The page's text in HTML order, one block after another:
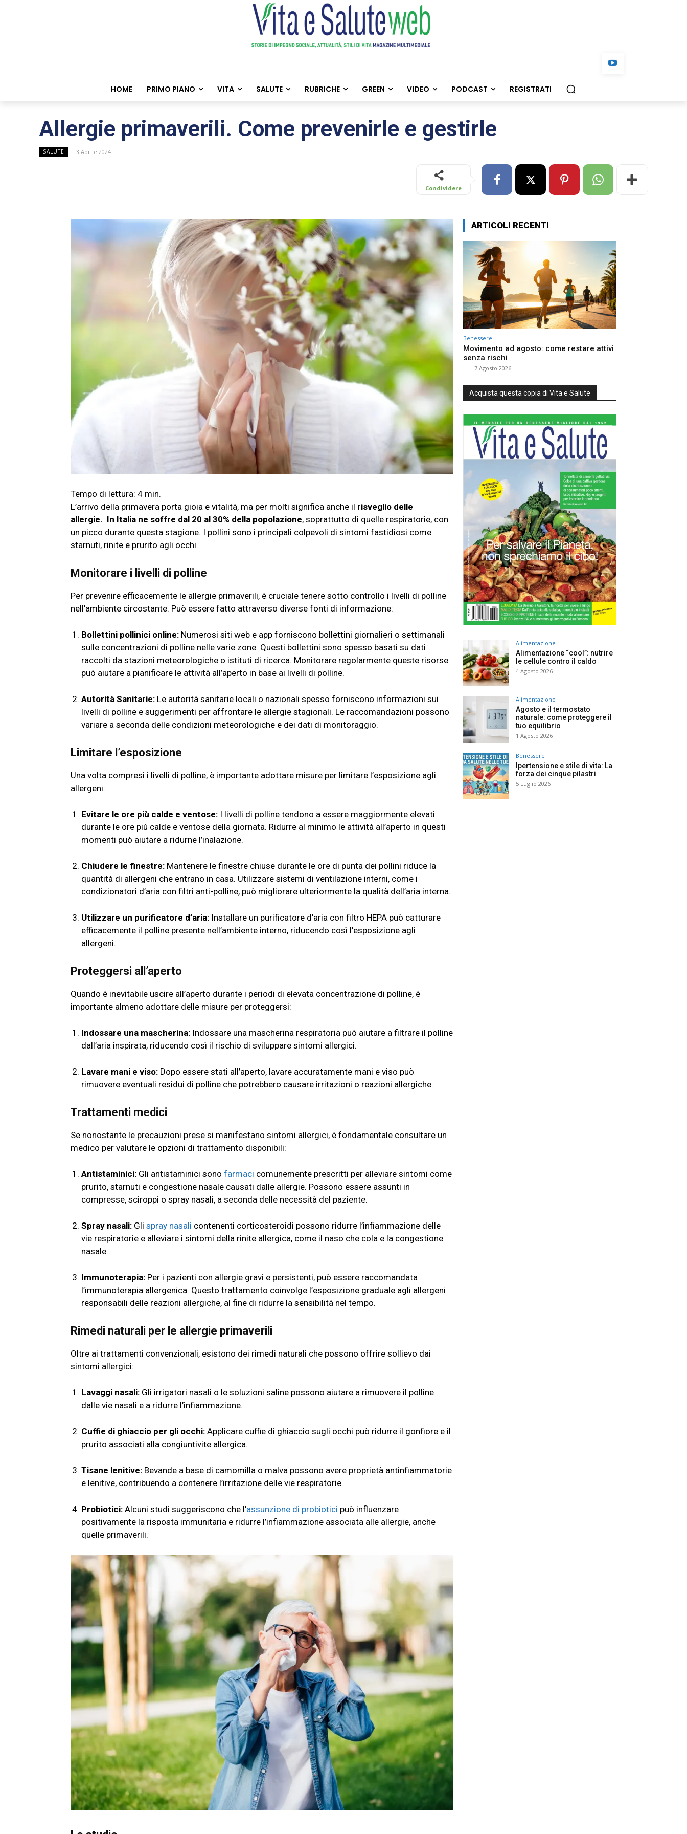
HOME PRIMO PIANO VITA SALUTE RUBRICHE GREEN VIDEO PODCAST REGISTRATI
Allergie primaverili. Come prevenirle e gestirle
SALUTE 3 Aprile 2024
Condividere
L’arrivo della primavera porta gioia e vitalità, ma per molti significa anche il risveglio delle
allergie. In Italia ne soffre dal 20 al 30% della popolazione, soprattutto di quelle respiratorie, con
un picco durante questa stagione. I pollini sono i principali colpevoli di sintomi fastidiosi come
starnuti, rinite e prurito agli occhi.
Monitorare i livelli di polline
Per prevenire efficacemente le allergie primaverili, è cruciale tenere sotto controllo i livelli di polline
nell’ambiente circostante. Può essere fatto attraverso diverse fonti di informazione:
Bollettini pollinici online: Numerosi siti web e app forniscono bollettini giornalieri o settimanali
sulle concentrazioni di polline nelle varie zone. Questi bollettini sono spesso basati su dati
raccolti da stazioni meteorologiche o istituti di ricerca. Monitorare regolarmente queste risorse
può aiutare a pianificare le attività all’aperto in base ai livelli di polline.
Autorità Sanitarie: Le autorità sanitarie locali o nazionali spesso forniscono informazioni sui
livelli di polline e suggerimenti per affrontare le allergie stagionali. Le raccomandazioni possono
variare a seconda delle condizioni meteorologiche e dei dati di monitoraggio.
Limitare l’esposizione
Una volta compresi i livelli di polline, è importante adottare misure per limitare l’esposizione agli
allergeni:
Evitare le ore più calde e ventose: I livelli di polline tendono a essere maggiormente elevati
durante le ore più calde e ventose della giornata. Ridurre al minimo le attività all’aperto in questi
momenti può aiutare a ridurne l’inalazione.
Chiudere le finestre: Mantenere le finestre chiuse durante le ore di punta dei pollini riduce la
quantità di allergeni che entrano in casa. Utilizzare sistemi di ventilazione interni, come i
condizionatori d’aria con filtri anti-polline, può migliorare ulteriormente la qualità dell’aria interna.
Utilizzare un purificatore d’aria: Installare un purificatore d’aria con filtro HEPA può catturare
efficacemente il polline presente nell’ambiente interno, riducendo così l’esposizione agli
allergeni.
Proteggersi all’aperto
Quando è inevitabile uscire all’aperto durante i periodi di elevata concentrazione di polline, è
importante almeno adottare delle misure per proteggersi:
Indossare una mascherina: Indossare una mascherina respiratoria può aiutare a filtrare il polline
dall’aria inspirata, riducendo così il rischio di sviluppare sintomi allergici.
Lavare mani e viso: Dopo essere stati all’aperto, lavare accuratamente mani e viso può
rimuovere eventuali residui di polline che potrebbero causare irritazioni o reazioni allergiche.
Trattamenti medici
Se nonostante le precauzioni prese si manifestano sintomi allergici, è fondamentale consultare un
medico per valutare le opzioni di trattamento disponibili:
Antistaminici: Gli antistaminici sono farmaci comunemente prescritti per alleviare sintomi come
prurito, starnuti e congestione nasale causati dalle allergie. Possono essere assunti in
compresse, sciroppi o spray nasali, a seconda delle necessità del paziente.
Spray nasali: Gli spray nasali contenenti corticosteroidi possono ridurre l’infiammazione delle
vie respiratorie e alleviare i sintomi della rinite allergica, come il naso che cola e la congestione
nasale.
Immunoterapia: Per i pazienti con allergie gravi e persistenti, può essere raccomandata
l’immunoterapia allergenica. Questo trattamento coinvolge l’esposizione graduale agli allergeni
responsabili delle reazioni allergiche, al fine di ridurre la sensibilità nel tempo.
Rimedi naturali per le allergie primaverili
Oltre ai trattamenti convenzionali, esistono dei rimedi naturali che possono offrire sollievo dai
sintomi allergici:
Lavaggi nasali: Gli irrigatori nasali o le soluzioni saline possono aiutare a rimuovere il polline
dalle vie nasali e a ridurre l’infiammazione.
Cuffie di ghiaccio per gli occhi: Applicare cuffie di ghiaccio sugli occhi può ridurre il gonfiore e il
prurito associati alla congiuntivite allergica.
Tisane lenitive: Bevande a base di camomilla o malva possono avere proprietà antinfiammatorie
e lenitive, contribuendo a contenere l’irritazione delle vie respiratorie.
Probiotici: Alcuni studi suggeriscono che l’assunzione di probiotici può influenzare
positivamente la risposta immunitaria e ridurre l’infiammazione associata alle allergie, anche
quelle primaverili.
ARTICOLI RECENTI
Benessere
Movimento ad agosto: come restare attivi
senza rischi
- 7 Agosto 2026
Acquista questa copia di Vita e Salute
Alimentazione
Alimentazione “cool”: nutrire
le cellule contro il caldo
4 Agosto 2026
Alimentazione
Agosto e il termostato
naturale: come proteggere il
tuo equilibrio
1 Agosto 2026
Benessere
Ipertensione e stile di vita: La
forza dei cinque pilastri
5 Luglio 2026